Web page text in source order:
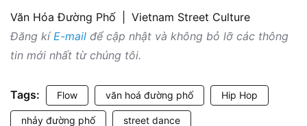
Văn Hóa Đường Phố
Vietnam Street Culture
Đăng kíE-mail để cập nhật và không bỏ lỡ các thông
tin mới nhất từ chúng tôi.
Tags: Flow văn hoá đường phố Hip Hop
nhảy đường phố street dance